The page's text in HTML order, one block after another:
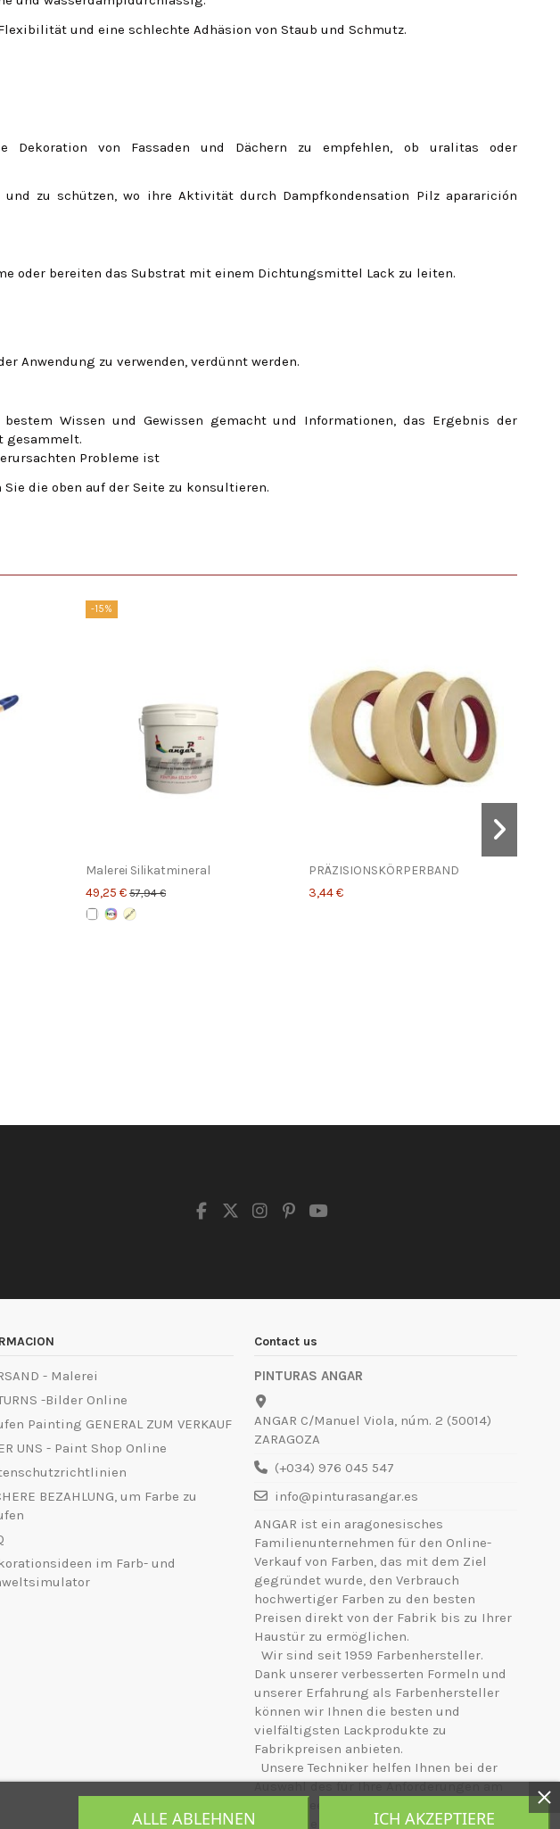
und eine schlechte Adhäsion von Staub und Schmutz.
von Fassaden und Dächern zu empfehlen, ob uralitas oder
zu schützen, wo ihre Aktivität durch Dampfkondensation Pilz apararición
oder bereiten das Substrat mit einem Dichtungsmittel Lack zu leiten.
Anwendung zu verwenden, verdünnt werden.
Wissen und Gewissen gemacht und Informationen, das Ergebnis der
gesammelt.
Probleme ist
Sie die oben auf der Seite zu konsultieren.
-15%
Malerei Silikatmineral
49,25 €57,94 €
PRÄZISIONSKÖRPERBAND
3,44 €
- Malerei
-Bilder Online
Painting GENERAL ZUM VERKAUF
UNS - Paint Shop Online
BEZAHLUNG, um Farbe zu
im Farb- und
Contact us
PINTURAS ANGAR
ANGAR C/Manuel Viola, núm. 2 (50014)
ZARAGOZA
(+034) 976 045 547
info@pinturasangar.es
ANGAR ist ein aragonesisches
Familienunternehmen für den Online-
Verkauf von Farben, das mit dem Ziel
gegründet wurde, den Verbrauch
hochwertiger Farben zu den besten
Preisen direkt von der Fabrik bis zu Ihrer
Haustür zu ermöglichen.
Wir sind seit 1959 Farbenhersteller.
Dank unserer verbesserten Formeln und
unserer Erfahrung als Farbenhersteller
können wir Ihnen die besten und
vielfältigsten Lackprodukte zu
Fabrikpreisen anbieten.
Unsere Techniker helfen Ihnen bei der
Auswahl des für Ihre Anforderungen am
Ihnen, wie Sie es am besten anwenden
ALLE ABLEHNEN ICH AKZEPTIERE